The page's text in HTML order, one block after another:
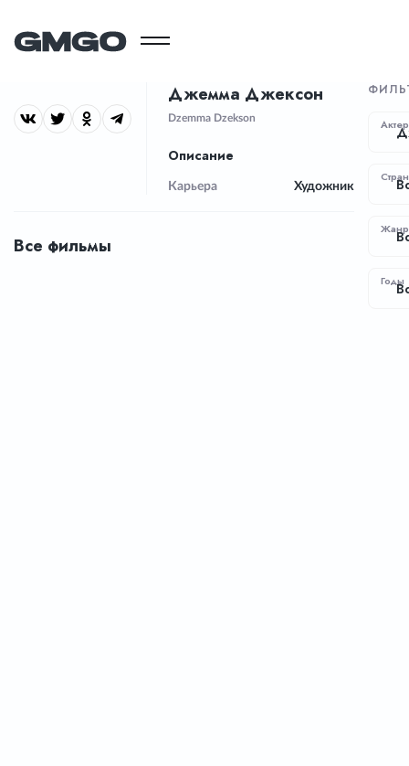
Джемма Джексон
Dzemma Dzekson
Описание
Карьера Художник
Все фильмы
Актер
Годы